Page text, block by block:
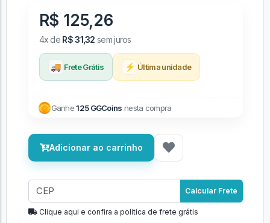
R$ 125,26
4x de R$ 31,32 sem juros
🚚 Frete Grátis ⚡ Última unidade
Ganhe125 GGCoins nesta compra
Adicionar ao carrinho
Calcular Frete
Clique aqui e confira a politíca de frete grátis